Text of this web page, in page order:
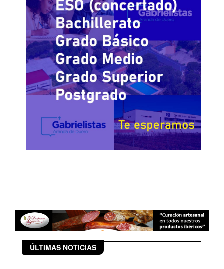
ÚLTIMAS NOTICIAS